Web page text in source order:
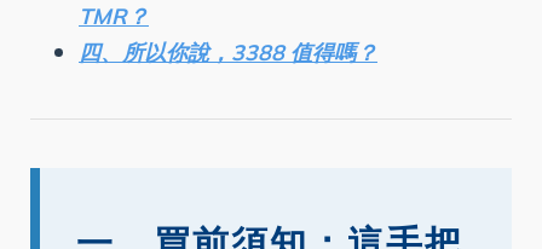
TMR？
四、所以你說，3388 值得嗎？